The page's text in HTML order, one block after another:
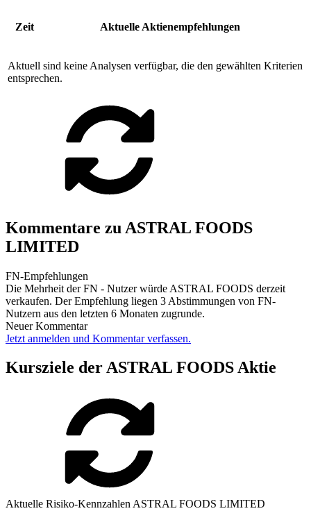
Zeit Aktuelle Aktienempfehlungen
Aktuell sind keine Analysen verfügbar, die den gewählten Kriterien
entsprechen.
Kommentare zu ASTRAL FOODS
LIMITED
FN-Empfehlungen
Die Mehrheit der FN - Nutzer würde ASTRAL FOODS derzeit
verkaufen. Der Empfehlung liegen 3 Abstimmungen von FN-
Nutzern aus den letzten 6 Monaten zugrunde.
Neuer Kommentar
Jetzt anmelden und Kommentar verfassen.
Kursziele der ASTRAL FOODS Aktie
Aktuelle Risiko-Kennzahlen ASTRAL FOODS LIMITED